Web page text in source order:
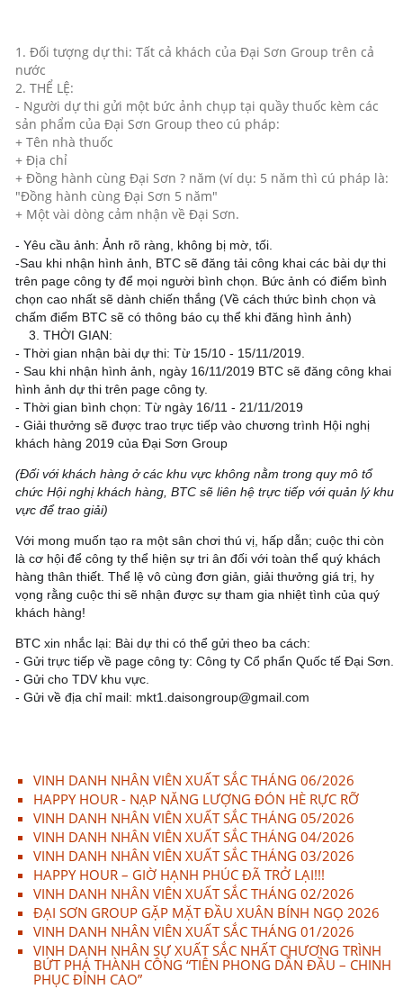
1. Đối tượng dự thi: Tất cả khách của Đại Sơn Group trên cả
nước
2. THỂ LỆ:
- Người dự thi gửi một bức ảnh chụp tại quầy thuốc kèm các
sản phẩm của Đại Sơn Group theo cú pháp:
+ Tên nhà thuốc
+ Địa chỉ
+ Đồng hành cùng Đại Sơn ? năm (ví dụ: 5 năm thì cú pháp là:
"Đồng hành cùng Đại Sơn 5 năm"
+ Một vài dòng cảm nhận về Đại Sơn.
- Yêu cầu ảnh: Ảnh rõ ràng, không bị mờ, tối.
-Sau khi nhận hình ảnh, BTC sẽ đăng tải công khai các bài dự thi
trên page công ty để mọi người bình chọn. Bức ảnh có điểm bình
chọn cao nhất sẽ dành chiến thắng (Về cách thức bình chọn và
chấm điểm BTC sẽ có thông báo cụ thể khi đăng hình ảnh)
3. THỜI GIAN:
- Thời gian nhận bài dự thi: Từ 15/10 - 15/11/2019.
- Sau khi nhận hình ảnh, ngày 16/11/2019 BTC sẽ đăng công khai
hình ảnh dự thi trên page công ty.
- Thời gian bình chọn: Từ ngày 16/11 - 21/11/2019
- Giải thưởng sẽ được trao trực tiếp vào chương trình Hội nghị
khách hàng 2019 của Đại Sơn Group
(Đối với khách hàng ở các khu vực không nằm trong quy mô tổ
chức Hội nghị khách hàng, BTC sẽ liên hệ trực tiếp với quản lý khu
vực để trao giải)
Với mong muốn tạo ra một sân chơi thú vị, hấp dẫn; cuộc thi còn
là cơ hội để công ty thể hiện sự tri ân đối với toàn thể quý khách
hàng thân thiết. Thể lệ vô cùng đơn giản, giải thưởng giá trị, hy
vọng rằng cuộc thi sẽ nhận được sự tham gia nhiệt tình của quý
khách hàng!
BTC xin nhắc lại: Bài dự thi có thể gửi theo ba cách:
- Gửi trực tiếp về page công ty: Công ty Cổ phẩn Quốc tế Đại Sơn.
- Gửi cho TDV khu vực.
- Gửi về địa chỉ mail: mkt1.daisongroup@gmail.com
VINH DANH NHÂN VIÊN XUẤT SẮC THÁNG 06/2026
HAPPY HOUR - NẠP NĂNG LƯỢNG ĐÓN HÈ RỰC RỠ
VINH DANH NHÂN VIÊN XUẤT SẮC THÁNG 05/2026
VINH DANH NHÂN VIÊN XUẤT SẮC THÁNG 04/2026
VINH DANH NHÂN VIÊN XUẤT SẮC THÁNG 03/2026
HAPPY HOUR – GIỜ HẠNH PHÚC ĐÃ TRỞ LẠI!!!
VINH DANH NHÂN VIÊN XUẤT SẮC THÁNG 02/2026
ĐẠI SƠN GROUP GẶP MẶT ĐẦU XUÂN BÍNH NGỌ 2026
VINH DANH NHÂN VIÊN XUẤT SẮC THÁNG 01/2026
VINH DANH NHÂN SỰ XUẤT SẮC NHẤT CHƯƠNG TRÌNH
BỨT PHÁ THÀNH CÔNG “TIÊN PHONG DẪN ĐẦU – CHINH
PHỤC ĐỈNH CAO”